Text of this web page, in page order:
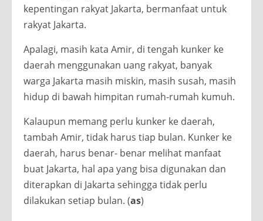
kepentingan rakyat Jakarta, bermanfaat untuk
rakyat Jakarta.
Apalagi, masih kata Amir, di tengah kunker ke
daerah menggunakan uang rakyat, banyak
warga Jakarta masih miskin, masih susah, masih
hidup di bawah himpitan rumah-rumah kumuh.
Kalaupun memang perlu kunker ke daerah,
tambah Amir, tidak harus tiap bulan. Kunker ke
daerah, harus benar- benar melihat manfaat
buat Jakarta, hal apa yang bisa digunakan dan
diterapkan di Jakarta sehingga tidak perlu
dilakukan setiap bulan. (as)